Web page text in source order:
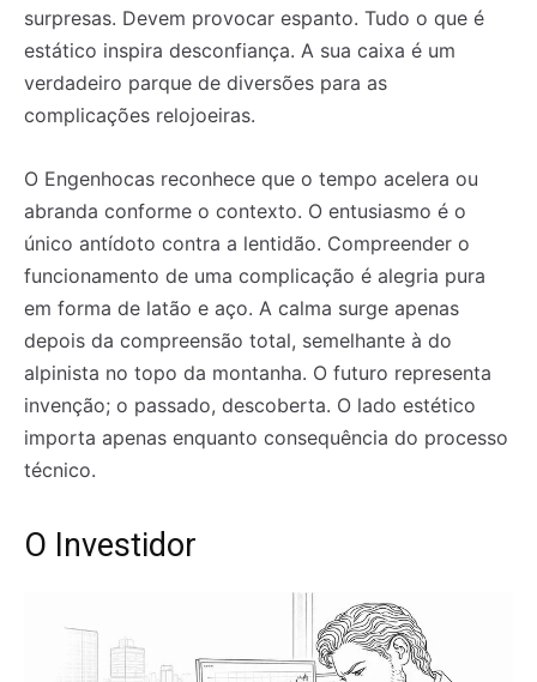
surpresas. Devem provocar espanto. Tudo o que é
estático inspira desconfiança. A sua caixa é um
verdadeiro parque de diversões para as
complicações relojoeiras.
O Engenhocas reconhece que o tempo acelera ou
abranda conforme o contexto. O entusiasmo é o
único antídoto contra a lentidão. Compreender o
funcionamento de uma complicação é alegria pura
em forma de latão e aço. A calma surge apenas
depois da compreensão total, semelhante à do
alpinista no topo da montanha. O futuro representa
invenção; o passado, descoberta. O lado estético
importa apenas enquanto consequência do processo
técnico.
O Investidor